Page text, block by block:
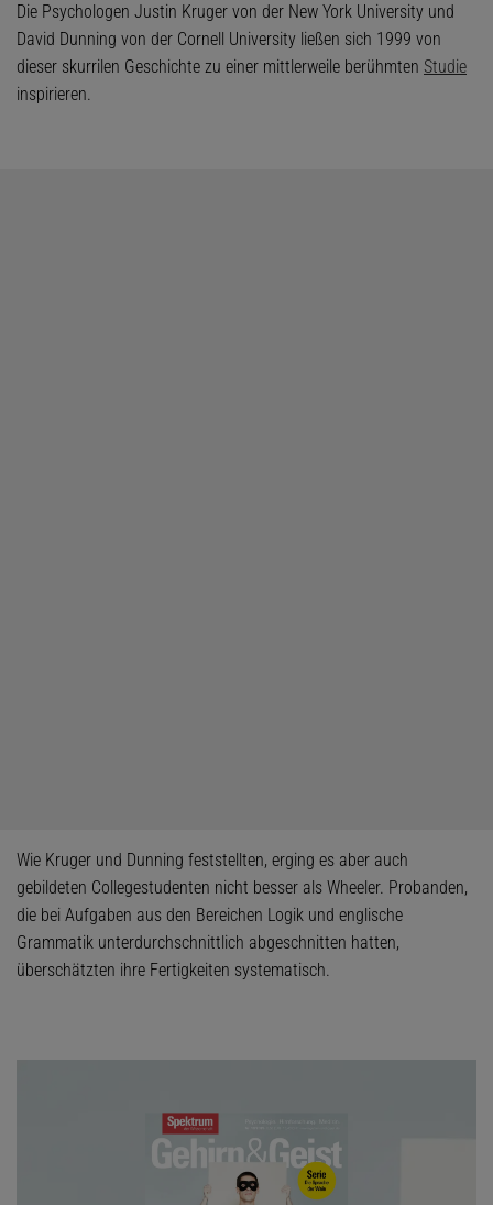
Die Psychologen Justin Kruger von der New York University und
David Dunning von der Cornell University ließen sich 1999 von
dieser skurrilen Geschichte zu einer mittlerweile berühmten Studie
inspirieren.
Wie Kruger und Dunning feststellten, erging es aber auch
gebildeten Collegestudenten nicht besser als Wheeler. Probanden,
die bei Aufgaben aus den Bereichen Logik und englische
Grammatik unterdurchschnittlich abgeschnitten hatten,
überschätzten ihre Fertigkeiten systematisch.